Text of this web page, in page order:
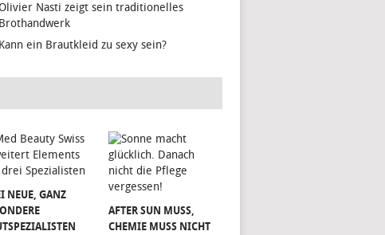
Olivier Nasti zeigt sein traditionelles
Brothandwerk
Kann ein Brautkleid zu sexy sein?
NEUE, GANZ
AFTER SUN MUSS,
CHEMIE MUSS NICHT